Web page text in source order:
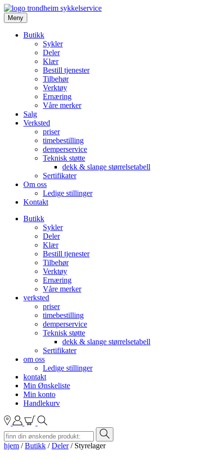
Meny
Butikk
Sykler
Deler
Klær
Bestill tjenester
Tilbehør
Verktøy
Ernæring
Våre merker
Salg
Verksted
priser
timebestilling
demperservice
Teknisk støtte
dekk & slange størrelsetabell
Sertifikater
Om oss
Ledige stillinger
Kontakt
Butikk
Sykler
Deler
Klær
Bestill tjenester
Tilbehør
Verktøy
Ernæring
Våre merker
verksted
priser
timebestilling
demperservice
Teknisk støtte
dekk & slange størrelsetabell
Sertifikater
om oss
Ledige stillinger
kontakt
Min Ønskeliste
Min konto
Handlekurv
hjem /Butikk /Deler/ Styrelager